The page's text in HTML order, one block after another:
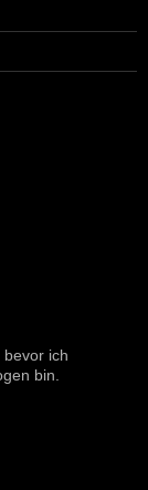
ich
bin.